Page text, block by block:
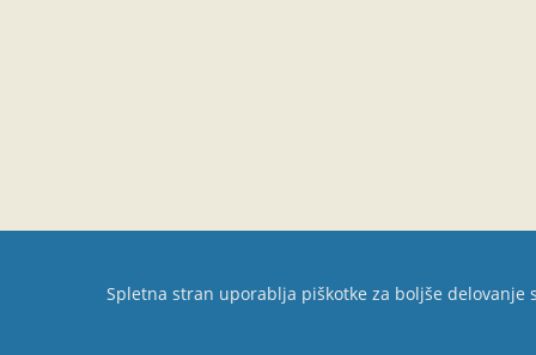
Spletna stran uporablja piškotke za boljše